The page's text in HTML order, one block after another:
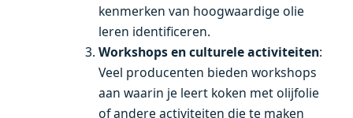
kenmerken van hoogwaardige olie
leren identificeren.
Workshops en culturele activiteiten:
Veel producenten bieden workshops
aan waarin je leert koken met olijfolie
of andere activiteiten die te maken